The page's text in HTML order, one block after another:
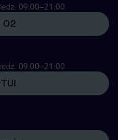
09:00–21:00
02
09:00–21:00